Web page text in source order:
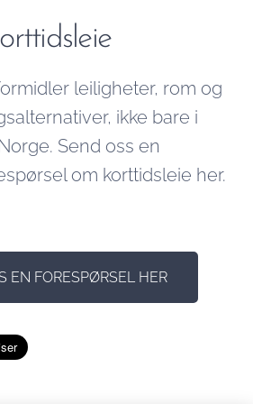
kommer
deg innen
leiligheter, rom og
ikke bare i
Send oss en
om korttidsleie her.
EN FORESPØRSEL HER